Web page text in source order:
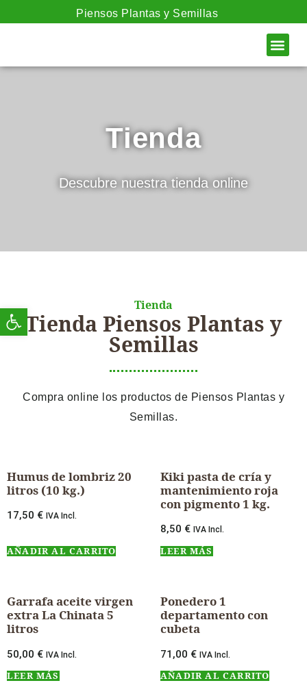
Piensos Plantas y Semillas
Tienda
Descubre nuestra tienda online
Tienda
Tienda Piensos Plantas y
Semillas
Compra online los productos de Piensos Plantas y
Semillas.
Humus de lombriz 20
litros (10 kg.)
17,50 € IVA Incl.
AÑADIR AL CARRITO
Kiki pasta de cría y
mantenimiento roja
con pigmento 1 kg.
8,50 € IVA Incl.
LEER MÁS
Garrafa aceite virgen
extra La Chinata 5
litros
50,00 € IVA Incl.
LEER MÁS
Ponedero 1
departamento con
cubeta
71,00 € IVA Incl.
AÑADIR AL CARRITO
Abrir barra de herramientas